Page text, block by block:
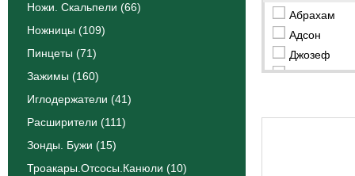
Ножи. Скальпели (66)
Ножницы (109)
Пинцеты (71)
Зажимы (160)
Иглодержатели (41)
Расширители (111)
Зонды. Бужи (15)
Троакары.Отсосы.Канюли (10)
Абрахам
Адсон
Джозеф
Катлин